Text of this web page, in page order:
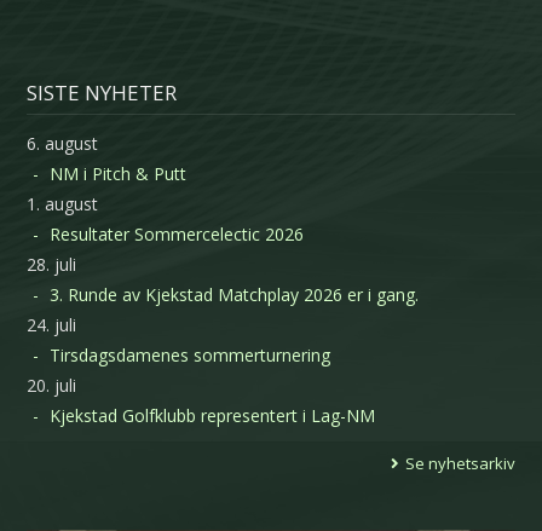
SISTE NYHETER
6. august
NM i Pitch & Putt
1. august
Resultater Sommercelectic 2026
28. juli
3. Runde av Kjekstad Matchplay 2026 er i gang.
24. juli
Tirsdagsdamenes sommerturnering
20. juli
Kjekstad Golfklubb representert i Lag-NM
Se nyhetsarkiv